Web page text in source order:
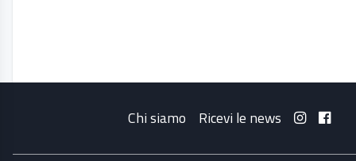
Chi siamo Ricevi le news